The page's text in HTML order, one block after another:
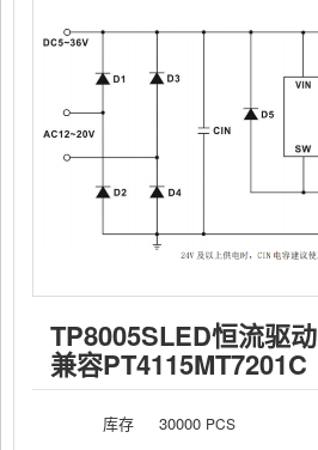
TP8005SLED恒流驱
兼容PT4115MT7201C
库存 30000 PCS